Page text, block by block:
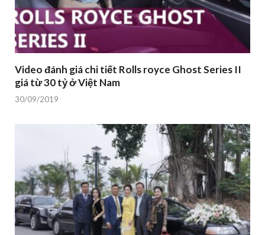
Video đánh giá chi tiết Rolls royce Ghost Series II
giá từ 30 tỷ ở Việt Nam
30/09/2019